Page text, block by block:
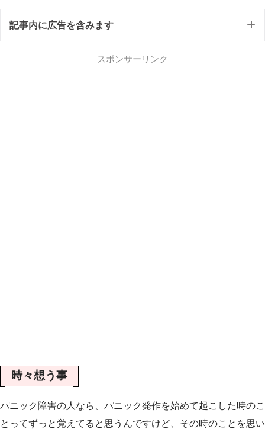
記事内に広告を含みます
スポンサーリンク
時々想う事
パニック障害の人なら、パニック発作を始めて起こした時のこ
とってずっと覚えてると思うんですけど、その時のことを思い